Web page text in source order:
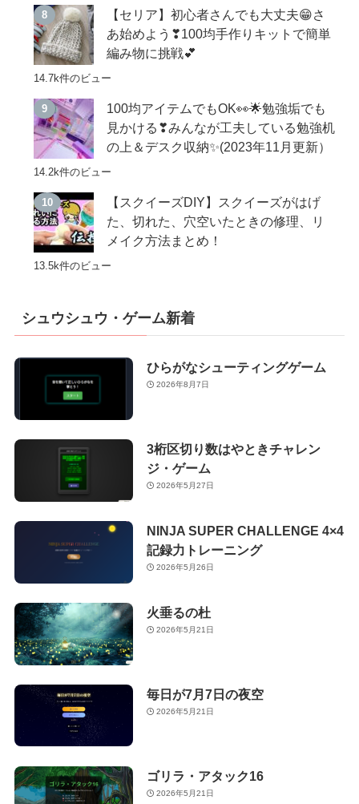
【セリア】初心者さんでも大丈夫😁さ
あ始めよう❣100均手作りキットで簡単
編み物に挑戦💕
14.7k件のビュー
100均アイテムでもOK👀🌟勉強垢でも
見かける❣みんなが工夫している勉強机
の上＆デスク収納✨(2023年11月更新）
14.2k件のビュー
【スクイーズDIY】スクイーズがはげ
た、切れた、穴空いたときの修理、リ
メイク方法まとめ！
13.5k件のビュー
シュウシュウ・ゲーム新着
ひらがなシューティングゲーム
2026年8月7日
3桁区切り数はやときチャレン
ジ・ゲーム
2026年5月27日
NINJA SUPER CHALLENGE 4×4
記録力トレーニング
2026年5月26日
火垂るの杜
2026年5月21日
毎日が7月7日の夜空
2026年5月21日
ゴリラ・アタック16
2026年5月21日